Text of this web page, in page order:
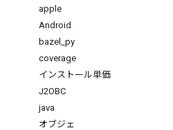
apple
Android
bazel py
coverage
インストール単価
J2OBC
java
オブジェ